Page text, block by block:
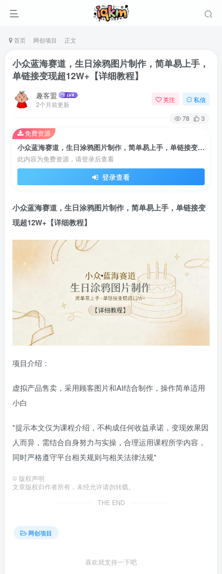
首页 网创项目 正文
小众蓝海赛道，生日涂鸦图片制作，简单易上手，
单链接变现超12W+【详细教程】
趣客盟
2个月前更新
关注 私信
78 3
小众蓝海赛道，生日涂鸦图片制作，简单易上手，单链接变现超12W+【详细教程】
此内容为免费资源，请登录后查看
登录查看
免费资源
小众蓝海赛道，生日涂鸦图片制作，简单易上手，单链接变
现超12W+【详细教程】
项目介绍：
虚拟产品售卖，采用顾客图片和AI结合制作，操作简单适用
小白
*提示本文仅为课程介绍，不构成任何收益承诺，变现效果因
人而异，需结合自身努力与实操，合理运用课程所学内容，
同时严格遵守平台相关规则与相关法律法规*
© 版权声明
文章版权归作者所有，未经允许请勿转载。
THE END
网创项目
喜欢就支持一下吧
登录
没有账号？立即注册
用户名或邮箱
记住登录 找回密码
登录
社交账号登录